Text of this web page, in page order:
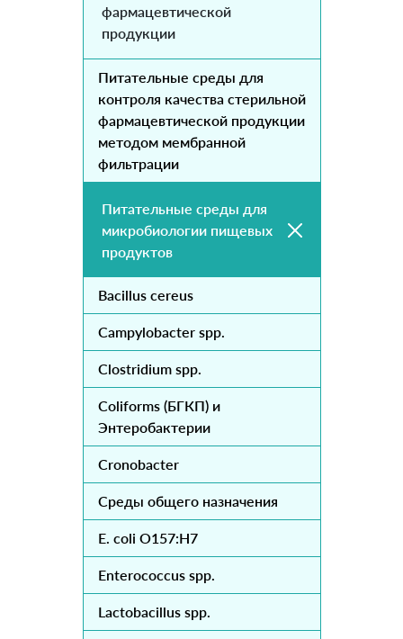
фармацевтической
продукции
Питательные среды для
контроля качества стерильной
фармацевтической продукции
методом мембранной
фильтрации
Питательные среды для
микробиологии пищевых
продуктов
Bacillus cereus
Campylobacter spp.
Clostridium spp.
Coliforms (БГКП) и
Энтеробактерии
Cronobacter
Cреды общего назначения
E. coli O157:H7
Enterococcus spp.
Lactobacillus spp.